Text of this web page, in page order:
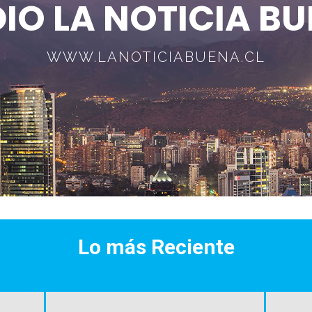
LA NOTICIA
WWW.LANOTICIABUENA.CL
Lo más Reciente